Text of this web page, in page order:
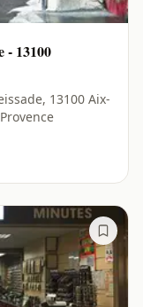
- 13100
13100 Aix-